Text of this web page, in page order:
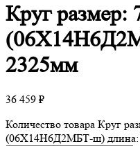
Кругразмер:
2325мм
36 459 ₽
Количество товара Круг
(06Х14Н6Д2МБТ-ш) длина: